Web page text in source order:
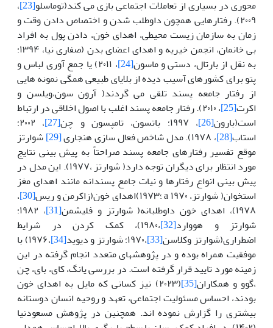
محوری در بسیاری از تعاملات اجتماعی بازی می کند(توماسلو[23]
،
۲۰۰۹). رفتارهایی همچون داوطلب شدن و اختصاص دادن وقت و
زمان به سازمان زیست محیطی، اهدای خون، دادن پول به افراد
بی خانمان، انجمن خیریه و اهدای اعضای بدن (صفاری نیا، ۱۳۹۴؛
به نقل از بارتال، دستی و ماسون[24]
، ۲۰۱۱) یا جمع آوری لباس و
پتو برای کشورهای آسیب دیده از بلایای طبیعی همگی نمونه هایی
از رفتار جامعه پسند تلقی می گردند( آرون سون،ویلسن و
اکرت[25]
، ۲۰۱۰). رفتار جامعه پسند اغلب با اصول اخلاقی در ارتباط
است(بارون[26] ، ۱۹۹۷؛ باتسون، تامپسون و چن [27]
، ۲۰۰۲؛
استاب[28] ، ۱۹۷۸). مدل شاخص فعال سازی هنجاری [29]
شوارتز
موقع تفسیر رفتارهای جامعه پسند صراحتاً به پیش بینی نتایج
مورد انتظار برای دیگران توجه دارد( شوارتز ،۱۹۷۷). این مدل در
پیش بینی انواع رفتارها و نیات جامع پسندانه مانند اهدای مغز
استخوان( شوارتز، ۱۹۷۰ a ؛۱۹۷۳)اهدای خون(زاکرمن و ریس
[30]
،
۱۹۷۸)، اهدای خون داوطلبانه( شوارتز و فلیشمن
[31]
، ۱۹۸۲؛
شوارتز و هووارد[32]
،۱۹۸۰)، کمک کردن در شرایط
اضطراری(شوارتز وکلاسن[33] ،۱۹۷۰؛ شوارتز و دیوید [34]
،۱۹۷۶) با
موفقیت همراه بوده و در پژوهشهای متعدد انجام گرفته در این
زمینه مورد تایید قرار گرفته است. در بررسی یانگ، کای، بای، چن
،گوو و همکاران[35]
(۲۰۲۳) نیز کسانی که مایل به اهدای خون
بودند، احساس مسئولیت اجتماعی، تعهد و روحیه انسان دوستانه
بیشتری را گزارش نموده اند. همچنین در پژوهش مسعودنیا